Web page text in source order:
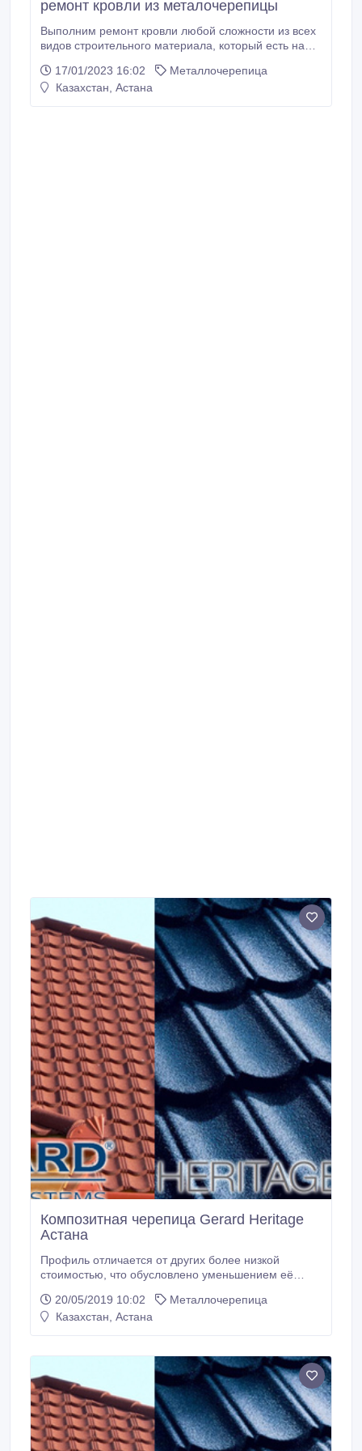
ремонт кровли из металочерепицы
Выполним ремонт кровли любой сложности из всех
видов строительного материала, который есть на
пожеланиям. Наша компания на рынке Казахстана,
на протяжении 12 лет занимается ремонтом
17/01/2023 16:02
Металлочерепица
Казахстан, Астана
Композитная черепица Gerard Heritage
Астана
Профиль отличается от других более низкой
стоимостью, что обусловлено уменьшением её
кровельных листов образуется панель, подобная
керамической поверхности. Соединять панели друг
20/05/2019 10:02
Металлочерепица
Казахстан, Астана